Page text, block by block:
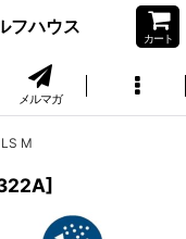
フハウス
カート
メルマガ
M
]